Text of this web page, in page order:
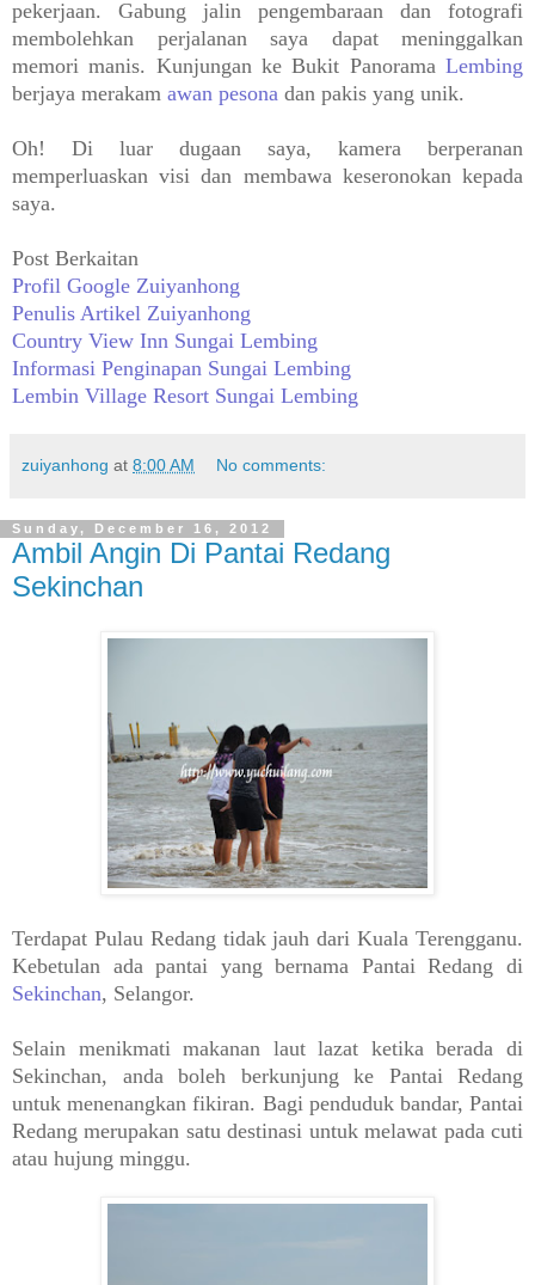
pekerjaan. Gabung jalin pengembaraan dan fotografi
membolehkan perjalanan saya dapat meninggalkan
memori manis. Kunjungan ke Bukit Panorama Lembing
berjaya merakam awan pesona dan pakis yang unik.
Oh! Di luar dugaan saya, kamera berperanan
memperluaskan visi dan membawa keseronokan kepada
saya.
Post Berkaitan
Profil Google Zuiyanhong
Penulis Artikel Zuiyanhong
Country View Inn Sungai Lembing
Informasi Penginapan Sungai Lembing
Lembin Village Resort Sungai Lembing
zuiyanhong at 8:00 AM No comments:
Sunday, December 16, 2012
Ambil Angin Di Pantai Redang
Sekinchan
Terdapat Pulau Redang tidak jauh dari Kuala Terengganu.
Kebetulan ada pantai yang bernama Pantai Redang di
Sekinchan, Selangor.
Selain menikmati makanan laut lazat ketika berada di
Sekinchan, anda boleh berkunjung ke Pantai Redang
untuk menenangkan fikiran. Bagi penduduk bandar, Pantai
Redang merupakan satu destinasi untuk melawat pada cuti
atau hujung minggu.